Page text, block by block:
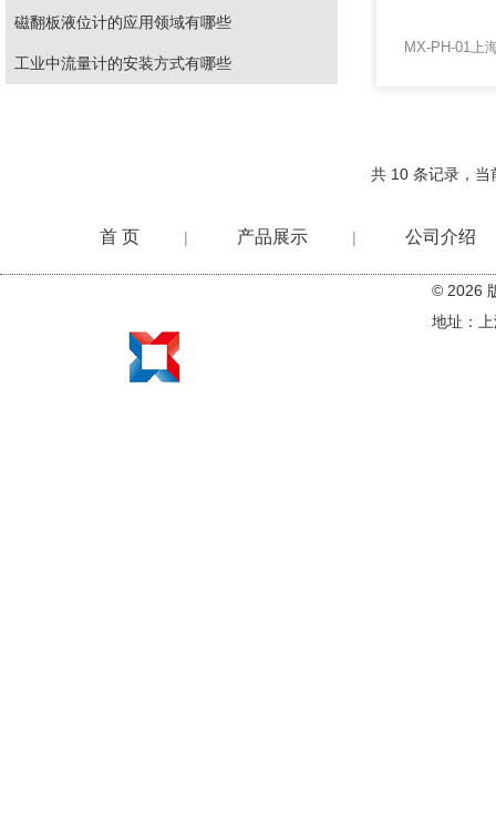
共 10 条记录，
磁翻板液位计的应用领域有哪些
工业中流量计的安装方式有哪些
首 页 | 产品展示 | 公司介绍
在线留言
© 2026
地址：